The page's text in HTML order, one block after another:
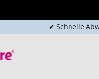
✔ Schnelle